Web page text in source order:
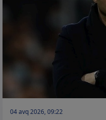
04 avq 2026, 09:22